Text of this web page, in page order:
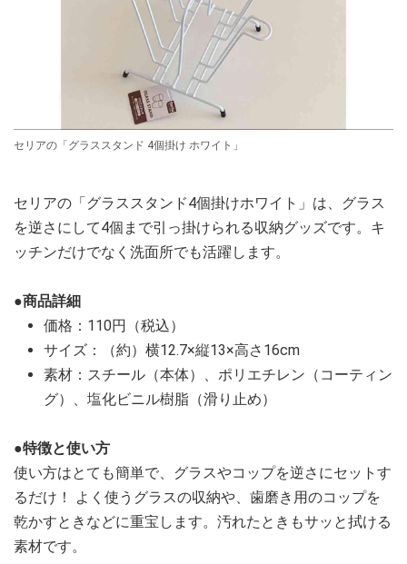
セリアの「グラススタンド 4個掛け ホワイト」
セリアの「グラススタンド4個掛けホワイト」は、グラス
を逆さにして4個まで引っ掛けられる収納グッズです。キ
ッチンだけでなく洗面所でも活躍します。
●商品詳細
価格：110円（税込）
サイズ：（約）横12.7×縦13×高さ16cm
素材：スチール（本体）、ポリエチレン（コーティン
グ）、塩化ビニル樹脂（滑り止め）
●特徴と使い方
使い方はとても簡単で、グラスやコップを逆さにセットす
るだけ！ よく使うグラスの収納や、歯磨き用のコップを
乾かすときなどに重宝します。汚れたときもサッと拭ける
素材です。